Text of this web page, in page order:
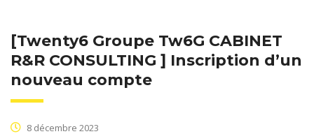
[Twenty6 Groupe Tw6G CABINET
R&R CONSULTING ] Inscription d’un
nouveau compte
8 décembre 2023